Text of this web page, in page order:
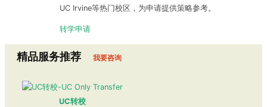
UC Irvine等热门校区，为申请提供策略参考。
转学申请
精品服务推荐 我要咨询
UC转校